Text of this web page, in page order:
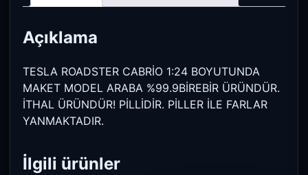
Açıklama
TESLA ROADSTER CABRİO 1:24 BOYUTUNDA
MAKET MODEL ARABA %99.9BİREBİR ÜRÜNDÜR.
İTHAL ÜRÜNDÜR! PİLLİDİR. PİLLER İLE FARLAR
YANMAKTADIR.
İlgili ürünler